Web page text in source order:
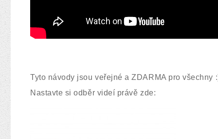
Tyto návody jsou veřejné a ZDARMA pro všechny
Nastavte si odběr videí právě zde: